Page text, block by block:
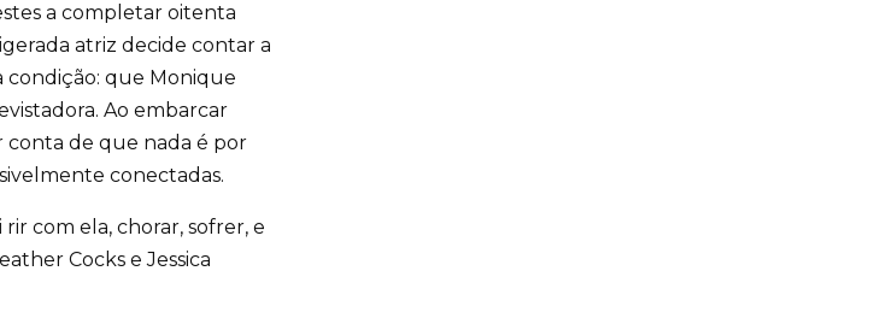
a completar oitenta
atriz decide contar a
condição: que Monique
Ao embarcar
conta de que nada é por
conectadas.
com ela, chorar, sofrer, e
Cocks e Jessica